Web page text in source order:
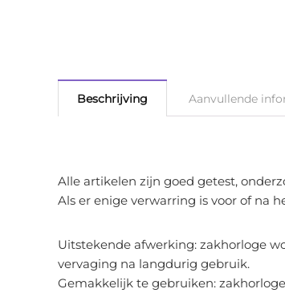
Beschrijving Aanvullende
Alle artikelen zijn goed getest,
Als er enige verwarring is voor of na
Uitstekende afwerking: zakhorloge
vervaging na langdurig gebruik.
Gemakkelijk te gebruiken: